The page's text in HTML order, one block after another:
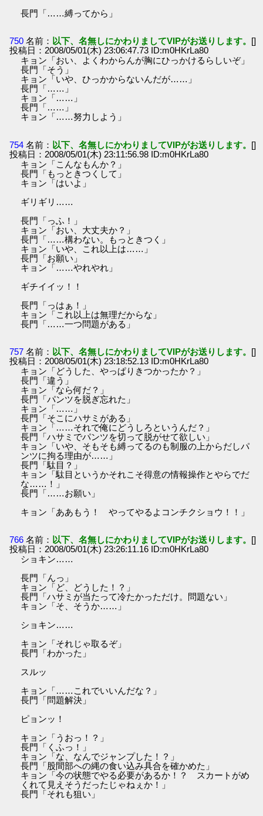
長門「……縛ってから」
750 名前： 以下、名無しにかわりましてVIPがお送りします。 []
投稿日：2008/05/01(木) 23:06:47.73 ID:m0HKrLa80
キョン「おい、よくわからんが胸にひっかけるらしいぞ」
長門「そう」
キョン「いや、ひっかからないんだが……」
長門「……」
キョン「……」
長門「……」
キョン「……努力しよう」
754 名前： 以下、名無しにかわりましてVIPがお送りします。 []
投稿日：2008/05/01(木) 23:11:56.98 ID:m0HKrLa80
キョン「こんなもんか？」
長門「もっときつくして」
キョン「はいよ」
ギリギリ……
長門「っふ！」
キョン「おい、大丈夫か？」
長門「……構わない。もっときつく」
キョン「いや、これ以上は……」
長門「お願い」
キョン「……やれやれ」
ギチイイッ！！
長門「っはぁ！」
キョン「これ以上は無理だからな」
長門「……一つ問題がある」
757 名前： 以下、名無しにかわりましてVIPがお送りします。 []
投稿日：2008/05/01(木) 23:18:52.13 ID:m0HKrLa80
キョン「どうした、やっぱりきつかったか？」
長門「違う」
キョン「なら何だ？」
長門「パンツを脱ぎ忘れた」
キョン「……」
長門「そこにハサミがある」
キョン「……それで俺にどうしろというんだ？」
長門「ハサミでパンツを切って脱がせて欲しい」
キョン「いや、そもそも縛ってるのも制服の上からだしパ
ンツに拘る理由が……」
長門「駄目？」
キョン「駄目というかそれこそ得意の情報操作とやらでだ
な……！」
長門「……お願い」
キョン「ああもう！ やってやるよコンチクショウ！！」
766 名前： 以下、名無しにかわりましてVIPがお送りします。 []
投稿日：2008/05/01(木) 23:26:11.16 ID:m0HKrLa80
ショキン……
長門「んっ」
キョン「ど、どうした！？」
長門「ハサミが当たって冷たかっただけ。問題ない」
キョン「そ、そうか……」
ショキン……
キョン「それじゃ取るぞ」
長門「わかった」
スルッ
キョン「……これでいいんだな？」
長門「問題解決」
ピョンッ！
キョン「うおっ！？」
長門「くふっ！」
キョン「な、なんでジャンプした！？」
長門「股間部への縄の食い込み具合を確かめた」
キョン「今の状態でやる必要があるか！？ スカートがめ
くれて見えそうだったじゃねぇか！」
長門「それも狙い」